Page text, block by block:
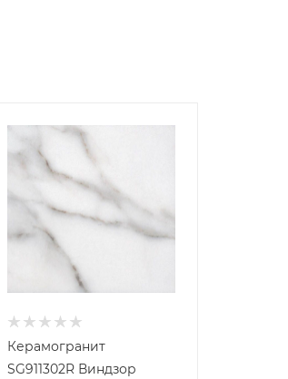
Керамогранит
SG911302R Виндзор